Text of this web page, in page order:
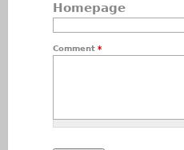
Homepage
Comment *